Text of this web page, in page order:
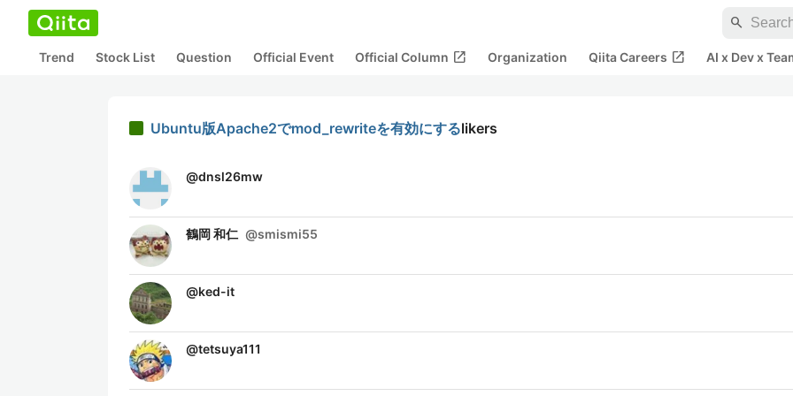
search
Trend Stock List Question Official Event Official Column open_in_new Organization Qiita Careers open_in_new AI x Dev x
Ubuntu版Apache2でmod_rewriteを有効にするlikers
@dnsl26mw
鶴岡 和仁 @smismi55
@ked-it
@tetsuya111